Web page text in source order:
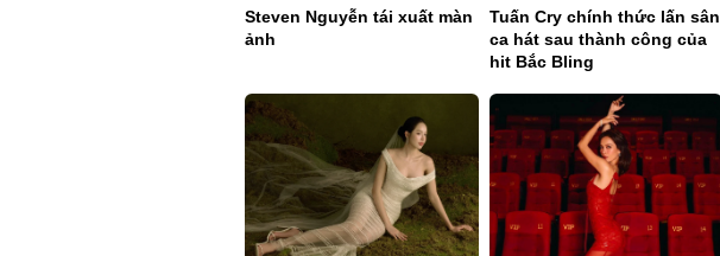
Steven Nguyễn tái xuất màn
ảnh
Tuấn Cry chính thức lấn sân
ca hát sau thành công của
hit Bắc Bling